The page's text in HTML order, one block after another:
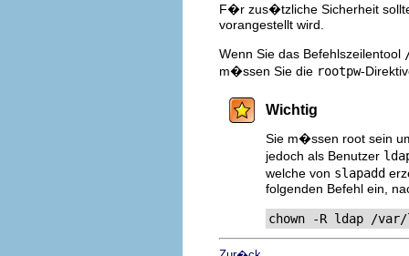
F�r zus�tzliche Sicherheit
vorangestellt wird.
Wenn Sie das Befehlszeilentool
m�ssen Sie die rootpw-
Wichtig
Sie m�ssen root sein
jedoch als Benutzer
welche von slapadd
folgenden Befehl ein,
chown -R ldap /